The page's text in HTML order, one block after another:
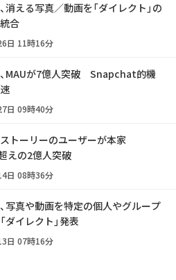
える写真／動画を「ダイレクト」の
合
日 11時16分
MAUが7億人突破 Snapchat的機
日 09時40分
トーリーのユーザーが本家
えの2億人突破
日 08時36分
写真や動画を特定の個人やグループ
ダイレクト」発表
日 07時16分